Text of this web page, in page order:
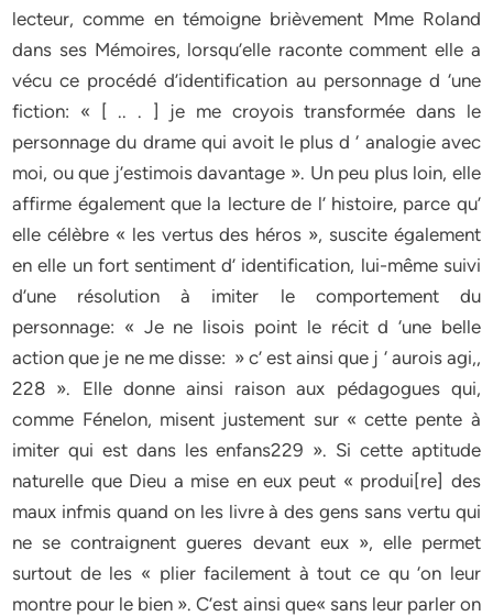
lecteur, comme en témoigne brièvement Mme Roland
dans ses Mémoires, lorsqu’elle raconte comment elle a
vécu ce procédé d’identification au personnage d ‘une
fiction: « [ .. . ] je me croyois transformée dans le
personnage du drame qui avoit le plus d ‘ analogie avec
moi, ou que j’estimois davantage ». Un peu plus loin, elle
affirme également que la lecture de l’ histoire, parce qu’
elle célèbre « les vertus des héros », suscite également
en elle un fort sentiment d’ identification, lui-même suivi
d’une résolution à imiter le comportement du
personnage: « Je ne lisois point le récit d ‘une belle
action que je ne me disse: » c’ est ainsi que j ‘ aurois agi,,
228 ». Elle donne ainsi raison aux pédagogues qui,
comme Fénelon, misent justement sur « cette pente à
imiter qui est dans les enfans229 ». Si cette aptitude
naturelle que Dieu a mise en eux peut « produi[re] des
maux infmis quand on les livre à des gens sans vertu qui
ne se contraignent gueres devant eux », elle permet
surtout de les « plier facilement à tout ce qu ‘on leur
montre pour le bien ». C’est ainsi que« sans leur parler on